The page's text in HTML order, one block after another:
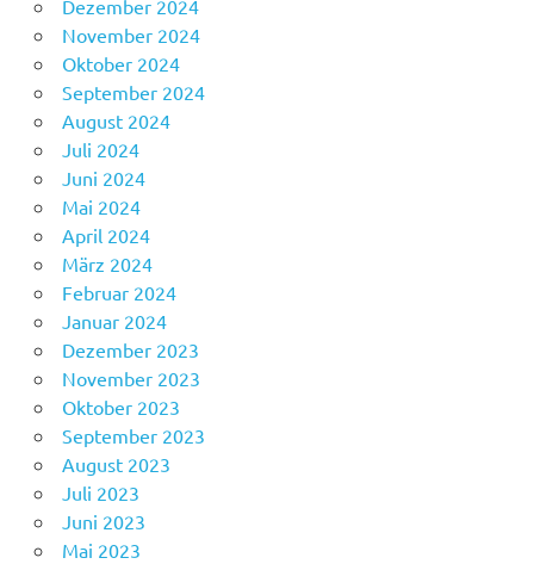
Dezember 2024
November 2024
Oktober 2024
September 2024
August 2024
Juli 2024
Juni 2024
Mai 2024
April 2024
März 2024
Februar 2024
Januar 2024
Dezember 2023
November 2023
Oktober 2023
September 2023
August 2023
Juli 2023
Juni 2023
Mai 2023